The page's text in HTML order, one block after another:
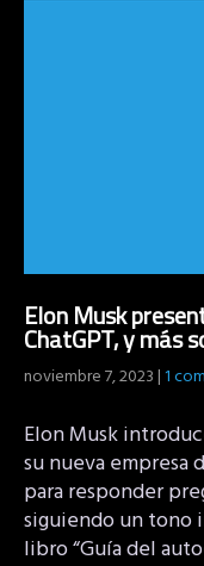
Elon Musk
ChatGPT, y más
noviembre 7, 2023|1
Elon Musk
su nueva empresa
para responder
siguiendo un tono
libro “Guía del